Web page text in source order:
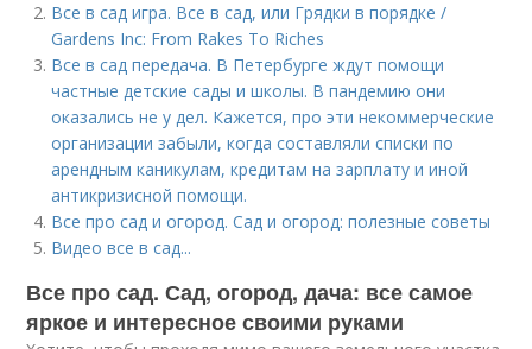
Все в сад игра. Все в сад, или Грядки в порядке /
Gardens Inc: From Rakes To Riches
Все в сад передача. В Петербурге ждут помощи
частные детские сады и школы. В пандемию они
оказались не у дел. Кажется, про эти некоммерческие
организации забыли, когда составляли списки по
арендным каникулам, кредитам на зарплату и иной
антикризисной помощи.
Все про сад и огород. Сад и огород: полезные советы
Видео все в сад...
Все про сад. Сад, огород, дача: все самое
яркое и интересное своими руками